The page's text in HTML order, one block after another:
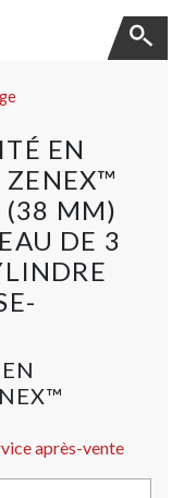
EN
ZENEX™
(38 MM)
DE 3
après-vente